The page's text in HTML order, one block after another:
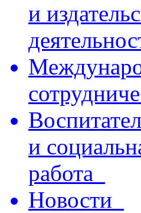
и
и
работа
Новости